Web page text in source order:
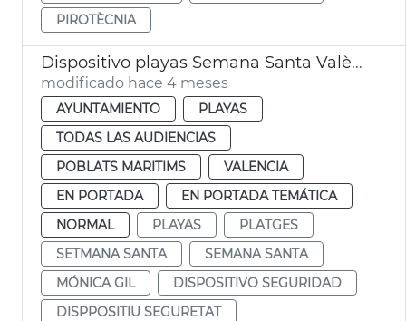
PIROTÈCNIA
Dispositivo playas Semana Santa València
modificado hace 4 meses
AYUNTAMIENTO
PLAYAS
TODAS LAS AUDIENCIAS
POBLATS MARITIMS
VALENCIA
EN PORTADA
EN PORTADA TEMÁTICA
NORMAL
PLAYAS
PLATGES
SETMANA SANTA
SEMANA SANTA
MÓNICA GIL
DISPOSITIVO SEGURIDAD
DISPPOSITIU SEGURETAT